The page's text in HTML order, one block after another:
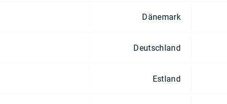
Dänemark
Deutschland
Estland